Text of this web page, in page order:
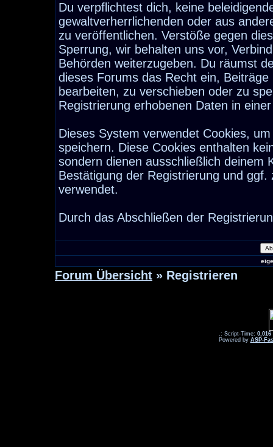
Du verpflichtest dich, keine
gewaltverherrlichenden oder aus
zu veröffentlichen. Verstöße gegen
Sperrung, wir behalten uns vor,
Behörden weiterzugeben. Du räumst
dieses Forums das Recht ein,
bearbeiten, zu verschieben oder zu
Registrierung erhobenen Daten in
Dieses System verwendet Cookies,
speichern. Diese Cookies enthalten
sondern dienen ausschließlich deinem
Bestätigung der Registrierung und
verwendet.
Durch das Abschließen der
Forum Übersicht » Registrieren
.: Script-Time: 0,016
Powered by ASP-